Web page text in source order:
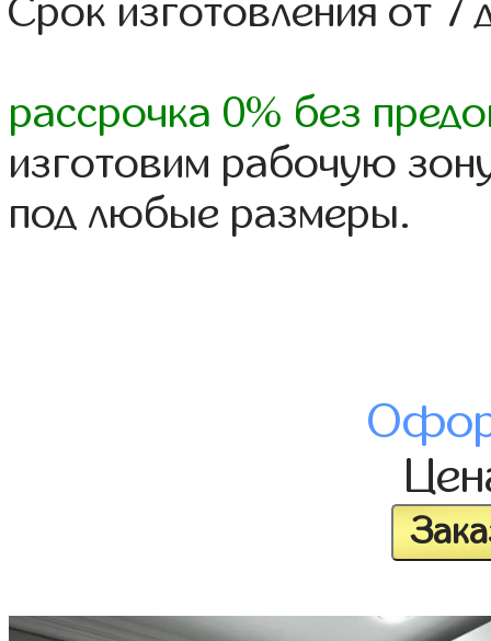
Срок изготовления от 7
рассрочка 0% без
изготовим рабочую
под любые размеры.